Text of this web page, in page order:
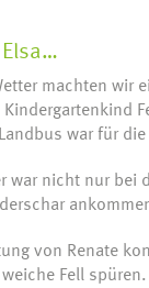
machten wir
war für
war nicht nur
von Renate
Fell spüren.